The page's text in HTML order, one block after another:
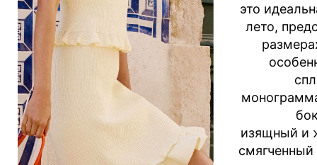
это
лето,
изящный и